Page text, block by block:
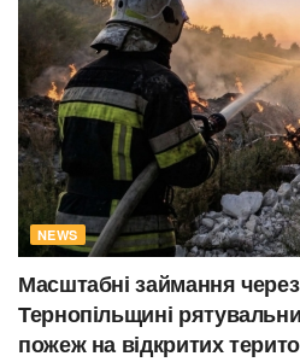
NEWS
Масштабні займання
Тернопільщині
пожеж на відкритих